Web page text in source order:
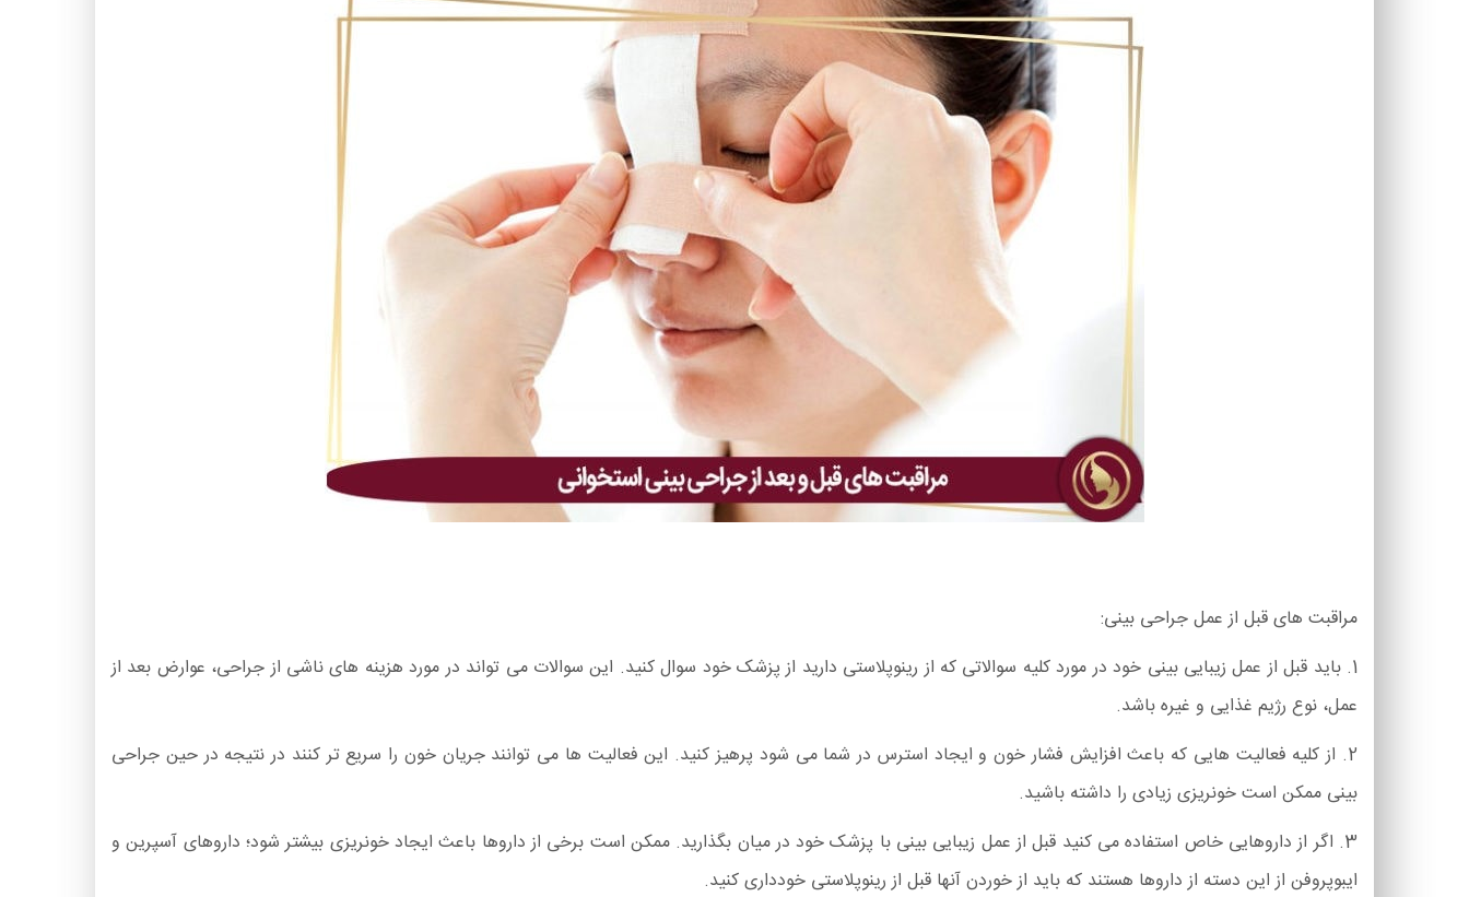
مراقبت های قبل از عمل جراحی بینی:
1. باید قبل از عمل زیبایی بینی خود در مورد کلیه سوالاتی که از رینوپلاستی دارید از پزشک خود سوال کنید. این سوالات می تواند در مورد هزینه های ناشی از جراحی، عوارض بعد از
عمل، نوع رژیم غذایی و غیره باشد.
2. از کلیه فعالیت هایی که باعث افزایش فشار خون و ایجاد استرس در شما می شود پرهیز کنید. این فعالیت ها می توانند جریان خون را سریع تر کنند در نتیجه در حین جراحی
بینی ممکن است خونریزی زیادی را داشته باشید.
3. اگر از داروهایی خاص استفاده می کنید قبل از عمل زیبایی بینی با پزشک خود در میان بگذارید. ممکن است برخی از داروها باعث ایجاد خونریزی بیشتر شود؛ داروهای آسپرین و
ایبوپروفن از این دسته از داروها هستند که باید از خوردن آنها قبل از رینوپلاستی خودداری کنید.